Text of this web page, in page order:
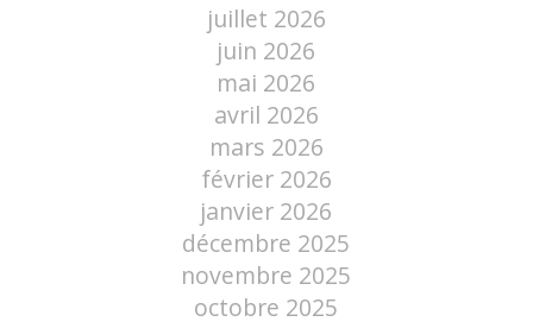
juillet 2026
juin 2026
mai 2026
avril 2026
mars 2026
février 2026
janvier 2026
décembre 2025
novembre 2025
octobre 2025